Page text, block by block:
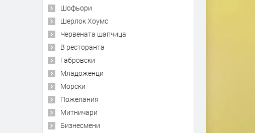
Шофьори
Шерлок Хоумс
Червената шапчица
В ресторанта
Габровски
Младоженци
Морски
Пожелания
Митничари
Бизнесмени